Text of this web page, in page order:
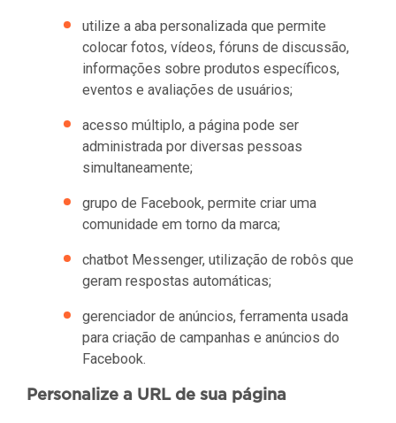
utilize a aba personalizada que permite
colocar fotos, vídeos, fóruns de discussão,
informações sobre produtos específicos,
eventos e avaliações de usuários;
acesso múltiplo, a página pode ser
administrada por diversas pessoas
simultaneamente;
grupo de Facebook, permite criar uma
comunidade em torno da marca;
chatbot Messenger, utilização de robôs que
geram respostas automáticas;
gerenciador de anúncios, ferramenta usada
para criação de campanhas e anúncios do
Facebook.
Personalize a URL de sua página